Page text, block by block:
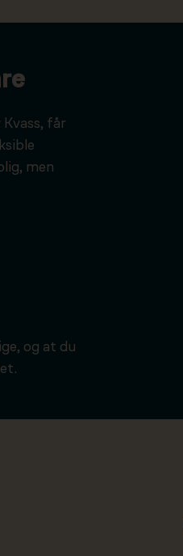
får
men
og at du